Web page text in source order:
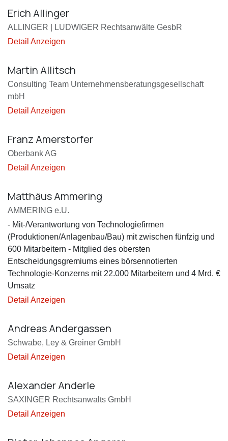
Erich Allinger
ALLINGER | LUDWIGER Rechtsanwälte GesbR
Detail Anzeigen
Martin Allitsch
Consulting Team Unternehmensberatungsgesellschaft
mbH
Detail Anzeigen
Franz Amerstorfer
Oberbank AG
Detail Anzeigen
Matthäus Ammering
AMMERING e.U.
- Mit-/Verantwortung von Technologiefirmen
(Produktionen/Anlagenbau/Bau) mit zwischen fünfzig und
600 Mitarbeitern - Mitglied des obersten
Entscheidungsgremiums eines börsennotierten
Technologie-Konzerns mit 22.000 Mitarbeitern und 4 Mrd. €
Umsatz
Detail Anzeigen
Andreas Andergassen
Schwabe, Ley & Greiner GmbH
Detail Anzeigen
Alexander Anderle
SAXINGER Rechtsanwalts GmbH
Detail Anzeigen